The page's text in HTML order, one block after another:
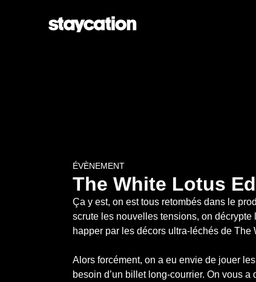
ÉVÈNEMENT
The White Lotus
Ça y est, on est tous retombés dans le
scrute les nouvelles tensions, on
happer par les décors ultra-léchés de The
Alors forcément, on a eu envie de jouer
besoin d’un billet long-courrier. On vous